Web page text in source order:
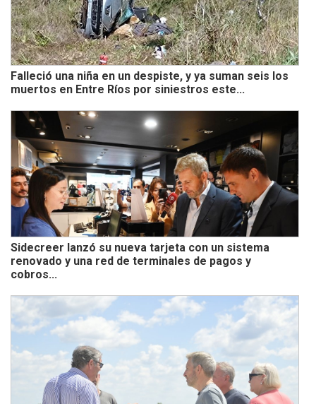
Falleció una niña en un despiste, y ya suman seis los
muertos en Entre Ríos por siniestros este...
Sidecreer lanzó su nueva tarjeta con un sistema
renovado y una red de terminales de pagos y
cobros...